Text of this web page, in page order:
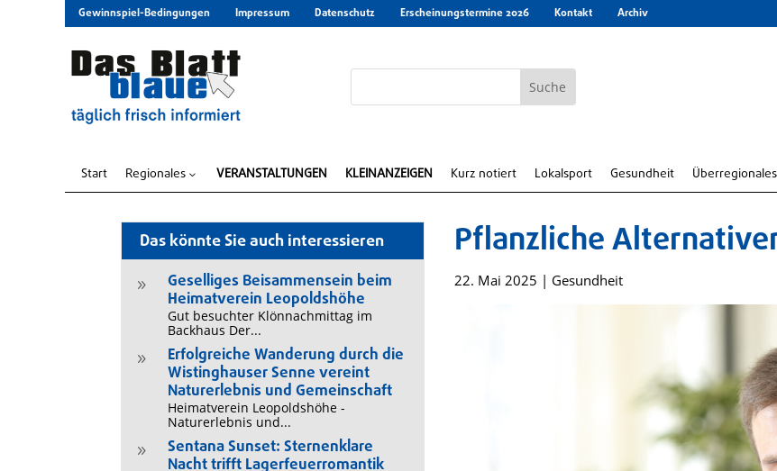
Gewinnspiel-Bedingungen Impressum Datenschutz Erscheinungstermine 2026 Kontakt Archiv
Start Regionales 3 VERANSTALTUNGEN KLEINANZEIGEN Kurz notiert Lokalsport Gesundheit Überregionales
Das könnte Sie auch interessieren
9
Geselliges Beisammensein beim
Heimatverein Leopoldshöhe
Gut besuchter Klönnachmittag im
Backhaus Der...
9
Erfolgreiche Wanderung durch die
Wistinghauser Senne vereint
Naturerlebnis und Gemeinschaft
Heimatverein Leopoldshöhe -
Naturerlebnis und...
9
Sentana Sunset: Sternenklare
Nacht trifft Lagerfeuerromantik
Pflanzliche
22. Mai 2025 | Gesundheit